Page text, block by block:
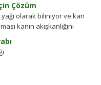
Alkolden
Tiksindirmek ve
Kötü Huylardan
Çözüm
olarak biliniyor ve kan
kanın akışkanlığını
çok yük biniyor. Yaşlı